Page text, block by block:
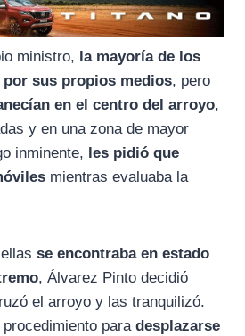
ministro, la mayoría de los
sus propios medios, pero
en el centro del arroyo,
y en una zona de mayor
inminente, les pidió que
mientras evaluaba la
se encontraba en estado
, Álvarez Pinto decidió
el arroyo y las tranquilizó.
para desplazarse